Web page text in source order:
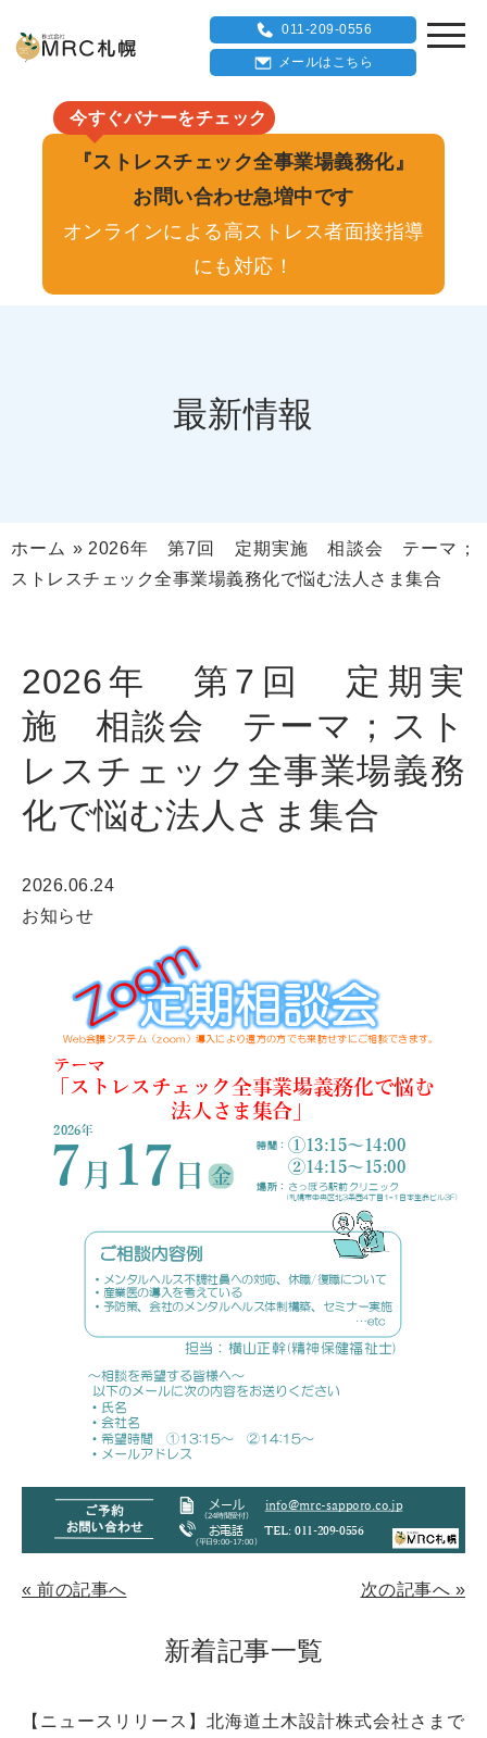
011-209-0556
メールはこちら
今すぐバナーをチェック
『ストレスチェック全事業場義務化』
お問い合わせ急増中です
オンラインによる高ストレス者面接指導
にも対応！
最新情報
ホーム » 2026年 第7回 定期実施 相談会 テーマ；
ストレスチェック全事業場義務化で悩む法人さま集合
2026年 第7回 定期実
施 相談会 テーマ；スト
レスチェック全事業場義務
化で悩む法人さま集合
2026.06.24
お知らせ
« 前の記事へ 次の記事へ »
新着記事一覧
【ニュースリリース】北海道土木設計株式会社さまで